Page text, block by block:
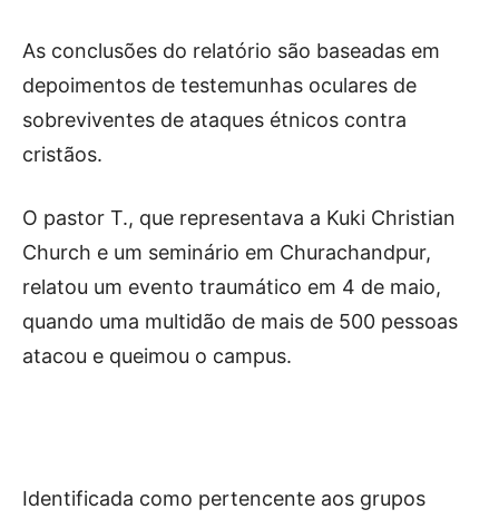
As conclusões do relatório são baseadas em
depoimentos de testemunhas oculares de
sobreviventes de ataques étnicos contra
cristãos.
O pastor T., que representava a Kuki Christian
Church e um seminário em Churachandpur,
relatou um evento traumático em 4 de maio,
quando uma multidão de mais de 500 pessoas
atacou e queimou o campus.
Identificada como pertencente aos grupos